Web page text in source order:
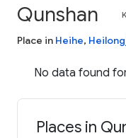
Qunshan
Place in Heihe,
No data found
Places in